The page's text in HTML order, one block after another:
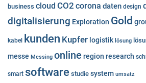
business cloud CO2 corona daten design
digitalisierung Exploration Gold
kabel kunden Kupfer logistik lösung
messe Messing online region research
smart software studie system umsatz